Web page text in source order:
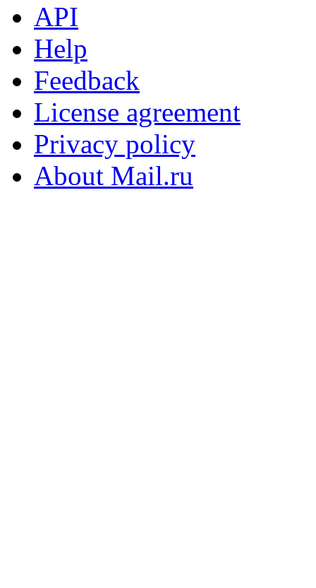
API
Help
Feedback
License agreement
Privacy policy
About Mail.ru